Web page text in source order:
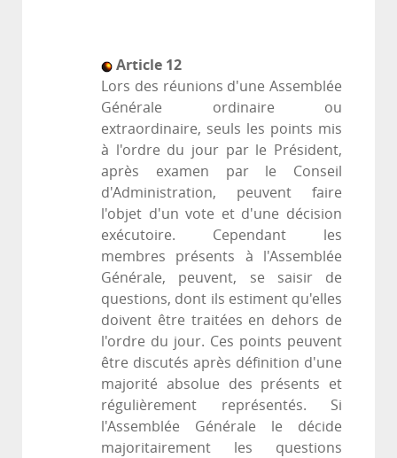
Article 12
Lors des réunions d'une Assemblée
Générale ordinaire ou
extraordinaire, seuls les points mis
à l'ordre du jour par le Président,
après examen par le Conseil
d'Administration, peuvent faire
l'objet d'un vote et d'une décision
exécutoire. Cependant les
membres présents à l'Assemblée
Générale, peuvent, se saisir de
questions, dont ils estiment qu'elles
doivent être traitées en dehors de
l'ordre du jour. Ces points peuvent
être discutés après définition d'une
majorité absolue des présents et
régulièrement représentés. Si
l'Assemblée Générale le décide
majoritairement les questions